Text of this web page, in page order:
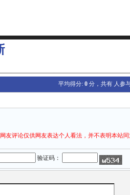
平均得分: 0分，共有 人参
网友评论仅供网友表达个人看法，并不表明本站
验证码：